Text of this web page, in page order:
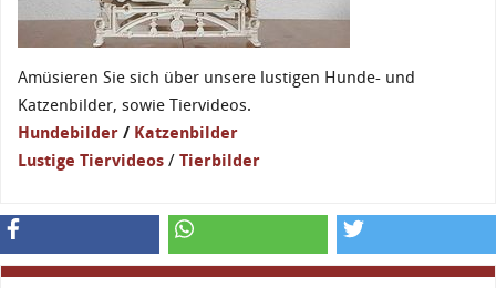
Amüsieren Sie sich über unsere lustigen Hunde- und
Katzenbilder, sowie Tiervideos.
Hundebilder / Katzenbilder
Lustige Tiervideos / Tierbilder